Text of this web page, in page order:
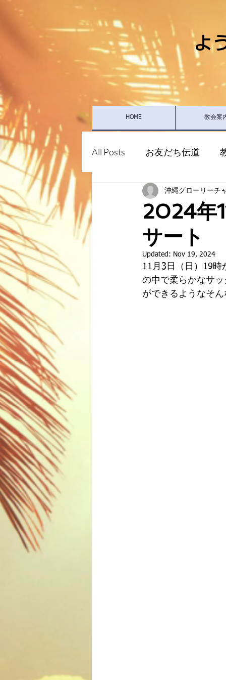
よ
HOME 教会案
All Posts お友だち伝道
2024年
サート
沖縄グローリーチ
Updated: Nov 19, 2024
11月3日（日）19時
の中で柔らかなサ
ができるようなそ